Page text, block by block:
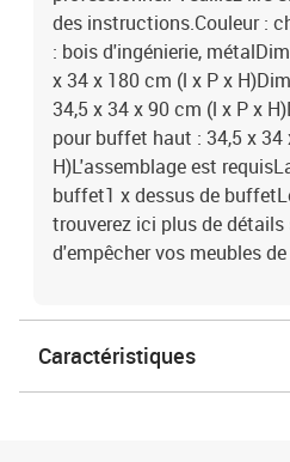
des instructions.Couleur :
: bois d'ingénierie,
x 34 x 180 cm (l x P x
34,5 x 34 x 90 cm (l x P x
pour buffet haut : 34,5 x 34
H)L'assemblage est
buffet1 x dessus de
trouverez ici plus de
d'empêcher vos meubles
Caractéristiques